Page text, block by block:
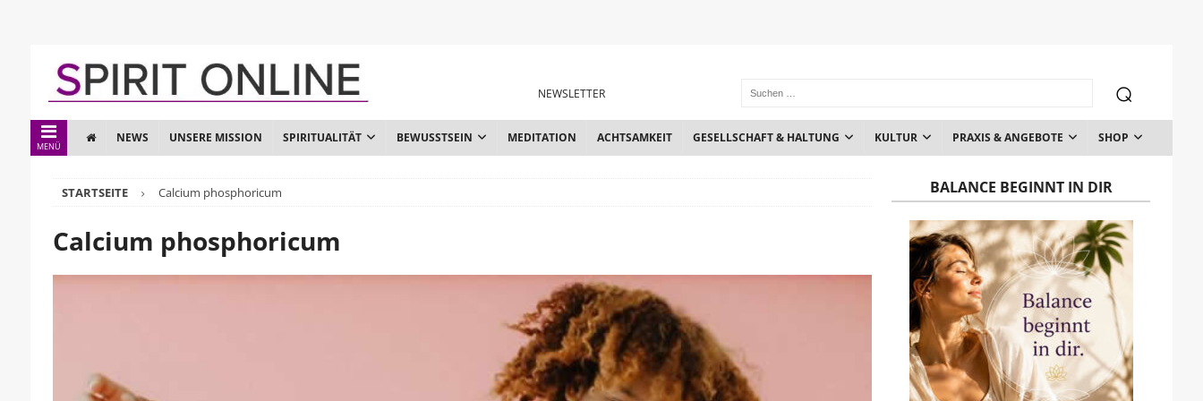
NEWSLETTER
MENÜ
NEWS UNSERE MISSION SPIRITUALITÄT BEWUSSTSEIN MEDITATION ACHTSAMKEIT GESELLSCHAFT & HALTUNG KULTUR PRAXIS & ANGEBOTE SHOP
STARTSEITE Calcium phosphoricum
Calcium phosphoricum
BALANCE BEGINNT IN DIR